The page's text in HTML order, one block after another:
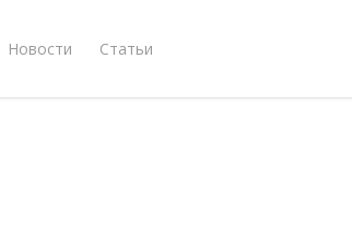
Новости Статьи